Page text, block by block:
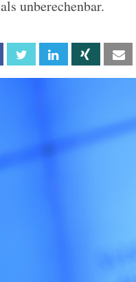
unberechenbar.
Facebook Twitter Linkedin Xing